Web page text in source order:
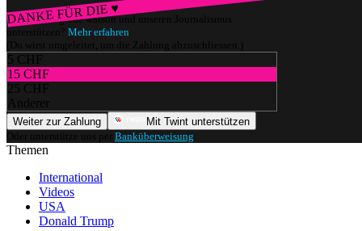
DANKE FÜR DIE ♥
Würdest du gerne watson und unseren Journalismus
unterstützen? Mehr erfahren
(Du wirst umgeleitet, um die Zahlung abzuschliessen.)
5 CHF
15 CHF
25 CHF
Anderer
Weiter zur Zahlung
Mit Twint unterstützen
Oder unterstütze uns per Banküberweisung
Themen
International
Videos
USA
Donald Trump